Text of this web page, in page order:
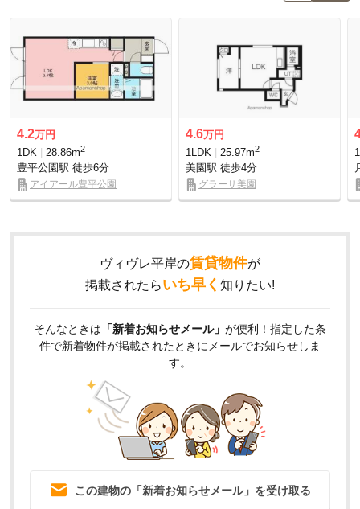
4.2万円
1DK
28.86m2
豊平公園駅 徒歩6分
アイアール豊平公園
4.6万円
1LDK
25.97m2
美園駅 徒歩4分
グラーサ美園
ヴィヴレ平岸の賃貸物件が
掲載されたらいち早く 知りたい!
そんなときは 「新着お知らせメール」 が便利！指定した条
件で新着物件が掲載されたときにメールでお知らせしま
す。
この建物の「新着お知らせメール」を受け取る